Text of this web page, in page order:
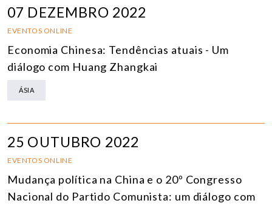
07 DEZEMBRO 2022
EVENTOS ONLINE
Economia Chinesa: Tendências atuais - Um
diálogo com Huang Zhangkai
ÁSIA
25 OUTUBRO 2022
EVENTOS ONLINE
Mudança política na China e o 20º Congresso
Nacional do Partido Comunista: um diálogo com